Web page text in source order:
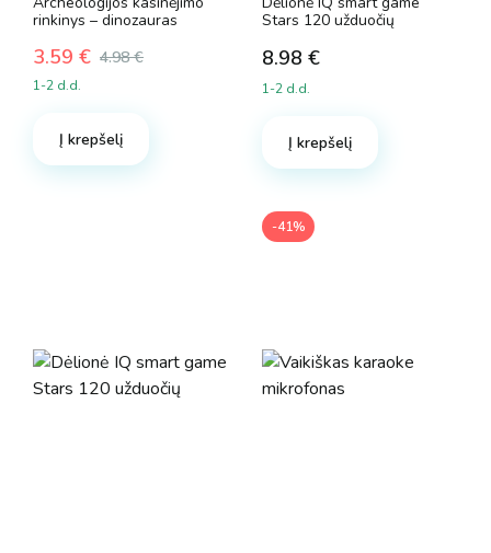
rinkinys – dinozauras
4.98€
Original
price
4.98 €.
3.59 €
Current
price
3.59 €.
1-2 d.d.
Į krepšelį
Stars 120 užduočių
8.98 €
1-2 d.d.
Į krepšelį
-41%